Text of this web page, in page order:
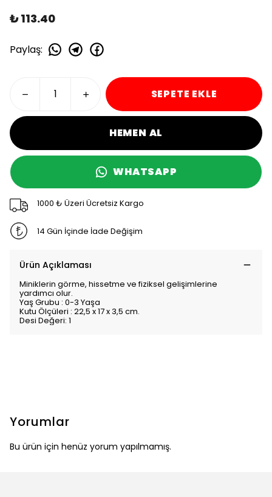
₺ 113.40
Paylaş:
SEPETE EKLE
HEMEN AL
WHATSAPP
1000 ₺ Üzeri Ücretsiz Kargo
14 Gün İçinde İade Değişim
Ürün Açıklaması
Miniklerin görme, hissetme ve fiziksel gelişimlerine
yardımcı olur.
Yaş Grubu : 0-3 Yaşa
Kutu Ölçüleri : 22,5 x 17 x 3,5 cm.
Desi Değeri: 1
Yorumlar
Bu ürün için henüz yorum yapılmamış.